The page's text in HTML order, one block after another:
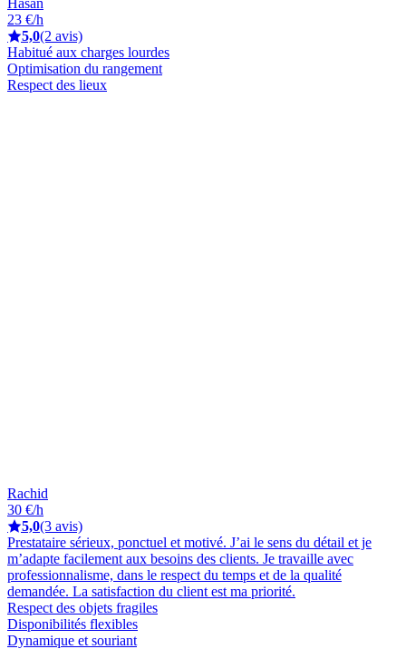
23 €/h
5,0(2 avis)
Habitué aux charges lourdes
Optimisation du rangement
Respect des lieux
Rachid
30 €/h
5,0(3 avis)
Prestataire sérieux, ponctuel et motivé. J’ai le sens du détail et je
m’adapte facilement aux besoins des clients. Je travaille avec
professionnalisme, dans le respect du temps et de la qualité
demandée. La satisfaction du client est ma priorité.
Respect des objets fragiles
Disponibilités flexibles
Dynamique et souriant